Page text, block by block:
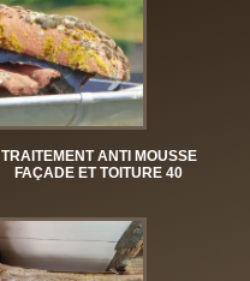
TRAITEMENT ANTI MOUSSE
FAÇADE ET TOITURE 40